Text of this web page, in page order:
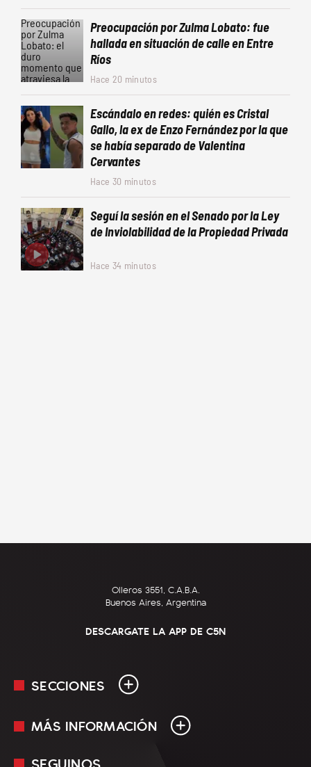
Preocupación por Zulma Lobato: fue
hallada en situación de calle en Entre
Ríos
Hace 20 minutos
Escándalo en redes: quién es Cristal
Gallo, la ex de Enzo Fernández por la que
se había separado de Valentina
Cervantes
Hace 30 minutos
Seguí la sesión en el Senado por la Ley
de Inviolabilidad de la Propiedad Privada
Hace 34 minutos
Olleros 3551, C.A.B.A.
Buenos Aires, Argentina
DESCARGATE LA APP DE C5N
SECCIONES
En Vivo
MÁS INFORMACIÓN
SEGUINOS